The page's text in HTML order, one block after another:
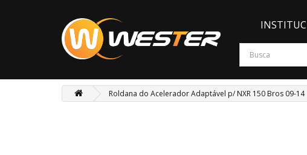
Roldana do Acelerador Adaptável p/ NXR 150 Bros 09-14